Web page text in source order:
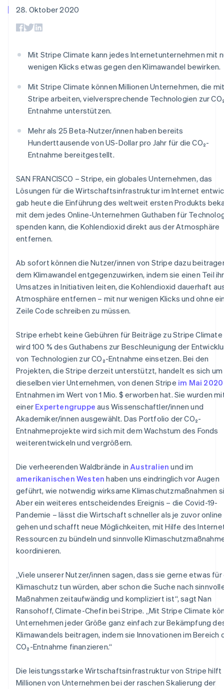
Zugriff auf mehr als
Terminal
Boost
Optimierung der
Link
Beschleunigter
Bezahlvorgang
Financial
Verbundene
Finanzdaten
Mehr
Product roadmap
Ausblick
Radar
Betrugsprävention
Atlas
Climate
CO₂-Entnahme
Identity
Online-Identitätsprüfung
Stripe-Sessions 2026
Erfahren Sie, wie Stripe Lösungen für die
Jetzt ansehen
Geldmanagement
Nach Branche
KI-Unternehmen
Creator Economy
Gaming
Bewirtung, Reisen und
Versicherungen
Medien und
Gemeinnützige
Fachdienstleistungen
Öffentlicher Sektor
Einzelhandel
Ecosystem
Stripe App-Marktplatz
Marktplatz auf
nutzungsbasierte
Abrechnung um
Stablecoin-gestützte
geht´s
Bereitstellung und
Verwaltung von
Diensten mit Agenten
Ressourcen
App-Integrationen
Code-Beispiele
Entwickler-Blog
API-Status
Produkt-Roadmap
Stripe Press
Kontakt
Sales-Team
kontaktieren
28. Oktober 2020
Mit Stripe Climate kann jedes Internetunternehmen mit
wenigen Klicks etwas gegen den Klimawandel bewirken.
Mit Stripe Climate können Millionen Unternehmen, die
Stripe arbeiten, vielversprechende Technologien zur
Entnahme unterstützen.
Mehr als 25 Beta-Nutzer/innen haben bereits
Hunderttausende von US-Dollar pro Jahr für die CO₂-
Entnahme bereitgestellt.
SAN FRANCISCO – Stripe, ein globales Unternehmen, das
Lösungen für die Wirtschaftsinfrastruktur im Internet
gab heute die Einführung des weltweit ersten Produkts
mit dem jedes Online-Unternehmen Guthaben für
spenden kann, die Kohlendioxid direkt aus der Atmosphäre
entfernen.
Ab sofort können die Nutzer/innen von Stripe dazu
dem Klimawandel entgegenzuwirken, indem sie einen Teil
Umsatzes in Initiativen leiten, die Kohlendioxid dauerhaft
Atmosphäre entfernen – mit nur wenigen Klicks und ohne
Zeile Code schreiben zu müssen.
Stripe erhebt keine Gebühren für Beiträge zu Stripe Climate
wird 100 % des Guthabens zur Beschleunigung der
von Technologien zur CO₂-Entnahme einsetzen. Bei den
Projekten, die Stripe derzeit unterstützt, handelt es sich um
dieselben vier Unternehmen, von denen Stripe im Mai 2020
Entnahmen im Wert von 1 Mio. $ erworben hat. Sie wurden
einer Expertengruppe aus Wissenschaftler/innen und
Akademiker/innen ausgewählt. Das Portfolio der CO₂-
Entnahmeprojekte wird sich mit dem Wachstum des Fonds
weiterentwickeln und vergrößern.
Die verheerenden Waldbrände inAustralien und im
amerikanischen Westen haben uns eindringlich vor Augen
geführt, wie notwendig wirksame Klimaschutzmaßnahmen
Aber ein weiteres entscheidendes Ereignis – die Covid-19-
Pandemie – lässt die Wirtschaft schneller als je zuvor online
gehen und schafft neue Möglichkeiten, mit Hilfe des
Ressourcen zu bündeln und sinnvolle
koordinieren.
„Viele unserer Nutzer/innen sagen, dass sie gerne etwas für
Klimaschutz tun würden, aber schon die Suche nach
Maßnahmen zeitaufwändig und kompliziert ist“, sagt Nan
Ransohoff, Climate-Chefin bei Stripe. „Mit Stripe Climate
Unternehmen jeder Größe ganz einfach zur Bekämpfung
Klimawandels beitragen, indem sie Innovationen im Bereich
CO₂-Entnahme finanzieren.“
Die leistungsstarke Wirtschaftsinfrastruktur von Stripe hilft
Millionen von Unternehmen bei der raschen Skalierung der